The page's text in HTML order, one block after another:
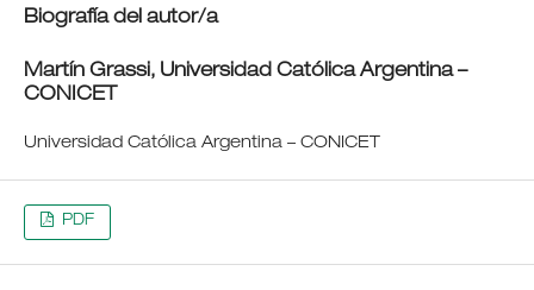
Biografía del autor/a
Martín Grassi, Universidad Católica Argentina –
CONICET
Universidad Católica Argentina – CONICET
PDF